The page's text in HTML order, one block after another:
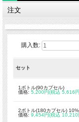
3 . メンタルサポート
L-チロシン、L-テアニンに
効果があります。これによ
HALEOの主力エネルギー
誰でも即効のパフォーマン
アップ!2.0にはカフェイン
研究され標準化したアルピ
注文
購入数:
セット
1ボトル(90カプセル)
価格: 5,200円(税込 5,616
2ボトル(180カプセル)
価格: 9,454円(税込 10,210